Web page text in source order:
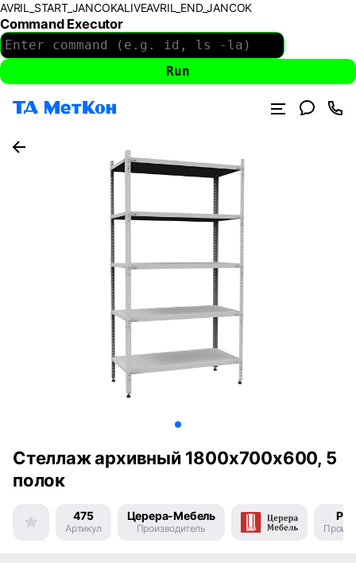
AVRIL_START_JANCOKALIVEAVRIL_END_JANCOK
Command Executor
Стеллаж архивный 1800х700х600, 5
полок
475
Артикул
Церера-Мебель
Производитель